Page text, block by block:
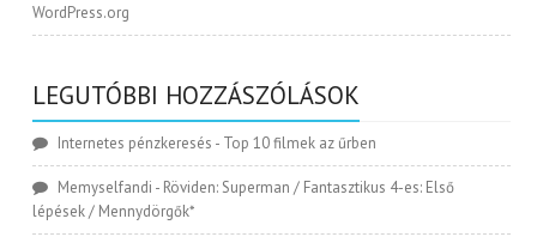
WordPress.org
LEGUTÓBBI HOZZÁSZÓLÁSOK
Internetes pénzkeresés - Top 10 filmek az űrben
Memyselfandi - Röviden: Superman / Fantasztikus 4-es: Első
lépések / Mennydörgők*